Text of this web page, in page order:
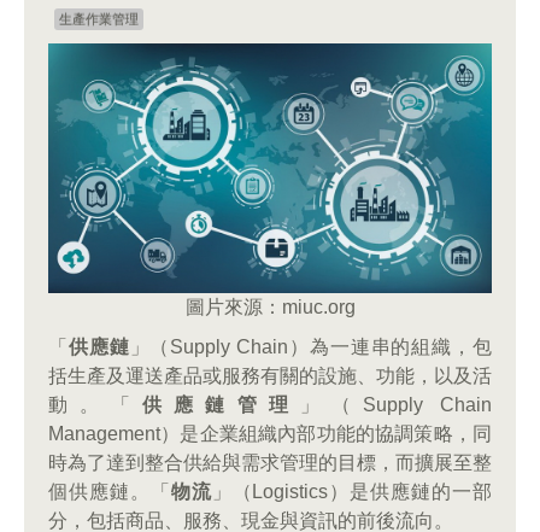
生產作業管理
圖片來源：miuc.org
「 供應鏈 」（Supply Chain）為一連串的組織，包
括生產及運送產品或服務有關的設施、功能，以及活
動。「供應鏈管理
」（Supply Chain
Management）是企業組織內部功能的協調策略，同
時為了達到整合供給與需求管理的目標，而擴展至整
個供應鏈。「 物流」（Logistics）是供應鏈的一部
分，包括商品、服務、現金與資訊的前後流向。